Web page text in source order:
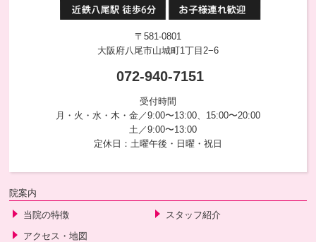
〒581-0801
大阪府八尾市山城町1丁目2−6
072-940-7151
受付時間
月・火・水・木・金／9:00〜13:00、15:00〜20:00
土／9:00〜13:00
定休日：土曜午後・日曜・祝日
院案内
当院の特徴
スタッフ紹介
アクセス・地図